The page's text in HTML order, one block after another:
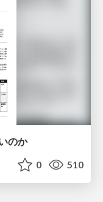
のか
0 510